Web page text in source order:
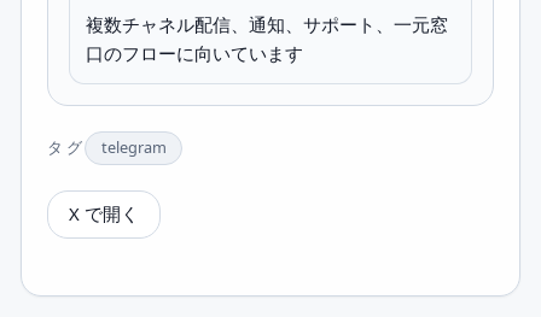
複数チャネル配信、通知、サポート、一元窓
口のフローに向いています
タグ telegram
X で開く